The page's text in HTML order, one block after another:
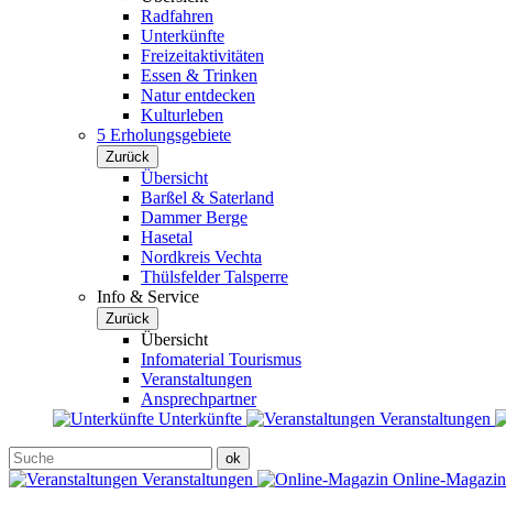
Radfahren
Unterkünfte
Freizeitaktivitäten
Essen & Trinken
Natur entdecken
Kulturleben
5 Erholungsgebiete
Zurück
Übersicht
Barßel & Saterland
Dammer Berge
Hasetal
Nordkreis Vechta
Thülsfelder Talsperre
Info & Service
Zurück
Übersicht
Infomaterial Tourismus
Veranstaltungen
Ansprechpartner
Unterkünfte
Veranstaltungen
Veranstaltungen Online-Magazin